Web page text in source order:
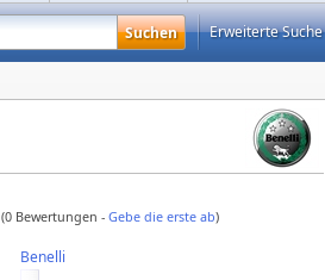
Erweiterte Suche
(0 Bewertungen - Gebe die erste ab)
Benelli